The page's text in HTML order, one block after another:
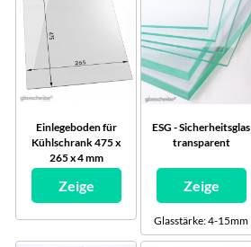
Einlegeboden für
Kühlschrank 475 x
265 x 4 mm
Zeige
ESG - Sicherheitsglas
transparent
Zeige
Glasstärke: 4-15mm